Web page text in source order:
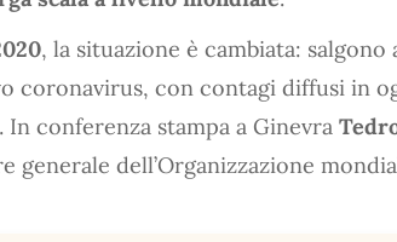
, la situazione è cambiata:
coronavirus, con contagi diffusi in
In conferenza stampa a Ginevra
generale dell’Organizzazione